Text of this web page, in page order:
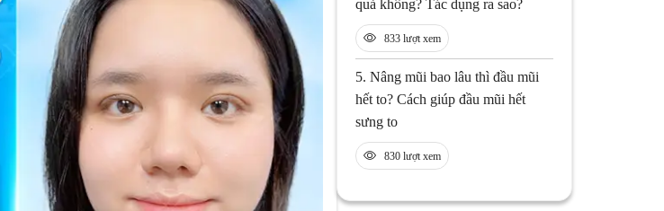
quả không? Tác dụng ra sao?
833 lượt xem
5. Nâng mũi bao lâu thì đầu mũi
hết to? Cách giúp đầu mũi hết
sưng to
830 lượt xem